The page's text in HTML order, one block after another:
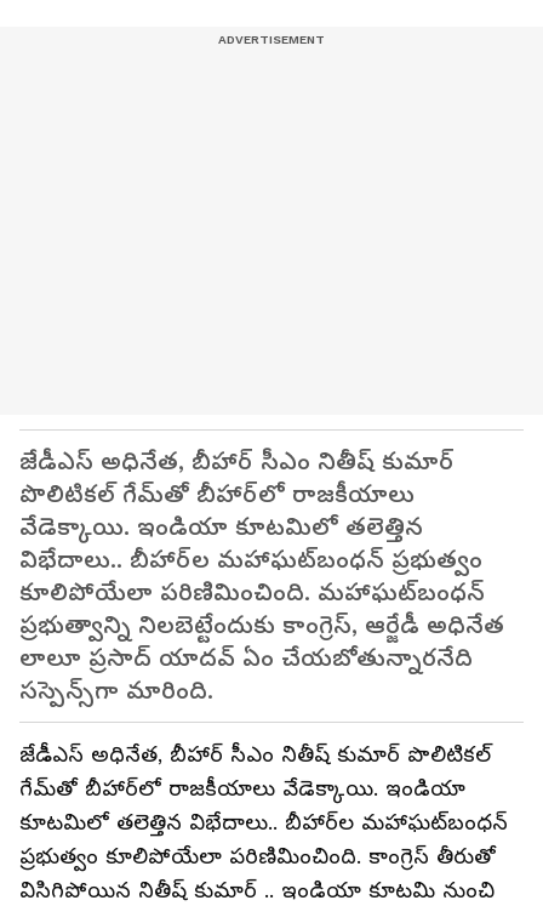
జేడీఎస్ అధినేత, బీహార్ సీఎం నితీష్ కుమార్
పొలిటికల్ గేమ్‌తో బీహార్‌లో రాజకీయాలు
వేడెక్కాయి. ఇండియా కూటమిలో తలెత్తిన
విభేదాలు.. బీహార్‌ల మహాఘట్‌బంధన్ ప్రభుత్వం
కూలిపోయేలా పరిణిమించింది. మహాఘట్‌బంధన్
ప్రభుత్వాన్ని నిలబెట్టేందుకు కాంగ్రెస్, ఆర్జేడీ అధినేత
లాలూ ప్రసాద్ యాదవ్ ఏం చేయబోతున్నారనేది
సస్పెన్స్‌గా మారింది.
జేడీఎస్ అధినేత, బీహార్ సీఎం నితీష్ కుమార్ పొలిటికల్
గేమ్‌తో బీహార్‌లో రాజకీయాలు వేడెక్కాయి. ఇండియా
కూటమిలో తలెత్తిన విభేదాలు.. బీహార్‌ల మహాఘట్‌బంధన్
ప్రభుత్వం కూలిపోయేలా పరిణిమించింది. కాంగ్రెస్ తీరుతో
విసిగిపోయిన నితీష్ కుమార్ .. ఇండియా కూటమి నుంచి